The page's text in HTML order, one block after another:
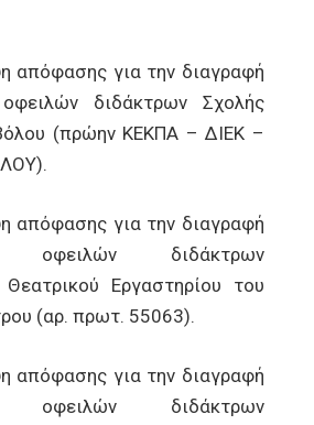
για την διαγραφή
διδάκτρων Σχολής
(πρώην ΚΕΚΠΑ – ΔΙΕΚ –
για την διαγραφή
οφειλών διδάκτρων
Θεατρικού Εργαστηρίου του
(αρ. πρωτ. 55063).
για την διαγραφή
οφειλών διδάκτρων